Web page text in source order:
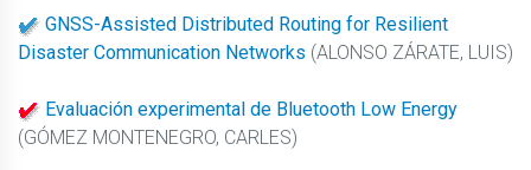
GNSS-Assisted Distributed Routing for Resilient
Disaster Communication Networks (ALONSO ZÁRATE, LUIS)
Evaluación experimental de Bluetooth Low Energy
(GÓMEZ MONTENEGRO, CARLES)